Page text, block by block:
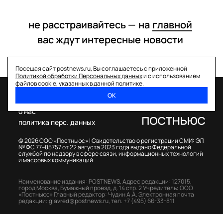
не расстраивайтесь — на главной
вас ждут интересные новости
Посещая сайт postnews.ru, Вы соглашаетесь с приложенной
Политикой обработки Персональных данныхи с использованием
файлов cookie, указанных в данной политике.
ОК
© 2026 ООО «Постньюс» |Свидетельство о регистрации СМИ: ЭЛ
№ ФС 77–85757 от 22 августа 2023 года выдано Федеральной
службой по надзору в сфере связи, информационных технологий
и массовых коммуникаций
о нас
политика перс. данных
Наименование издания: POSTNEWS,Адрес редакции: 127015,
город Москва, Бумажный проезд, д. 14 стр. 2Учредитель: ООО
«Постньюс» Главный редактор: Чудин А.А.Электронная почта
редакции:glavred@postnews.ru,тел. +7 (495) 66-33-811